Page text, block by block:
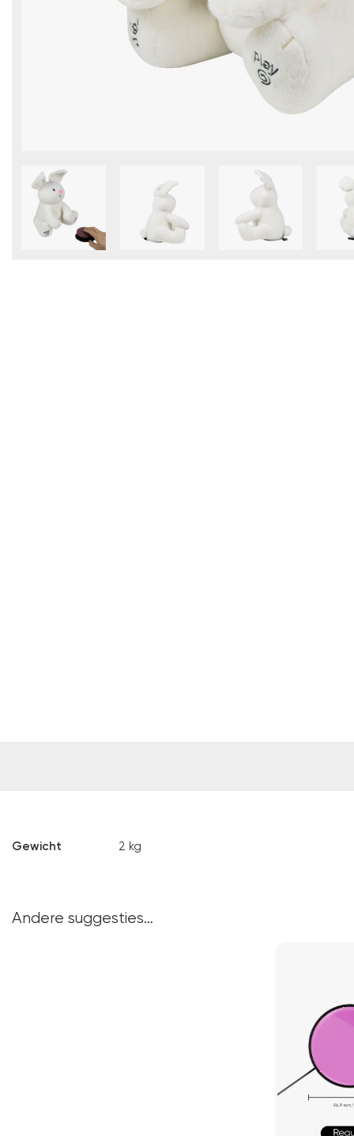
Gewicht 2 kg
Andere suggesties…